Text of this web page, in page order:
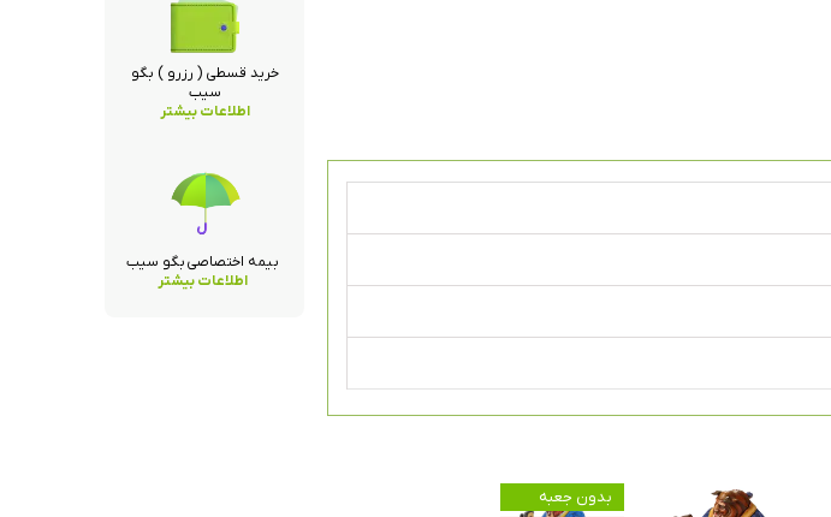
بدون جعبه
خرید قسطی ( رزرو ) بگو
سیب
اطلاعات بیشتر
بیمه اختصاصی بگو سیب
اطلاعات بیشتر